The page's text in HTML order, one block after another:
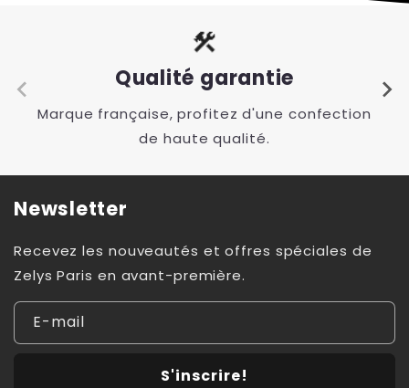
Qualité garantie
Marque française, profitez d'une confection
de haute qualité.
Newsletter
Recevez les nouveautés et offres spéciales de
Zelys Paris en avant-première.
E-mail
S'inscrire!